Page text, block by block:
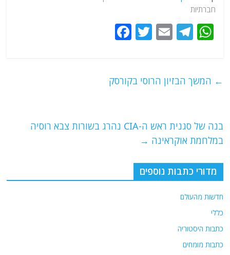
חברתיות
W
s
p
T
g
E
l
T
er
e
o
← המשך הבזיון הרוסי בקורסק
בנה של סגנית ראש ה-CIA נהרג בשורות צבא רוסיה
במלחמת אוקראינה →
מדורי כתבות נוספים
חדשות מהעולם
כללי
כתבות היסטוריה
כתבות מומחים